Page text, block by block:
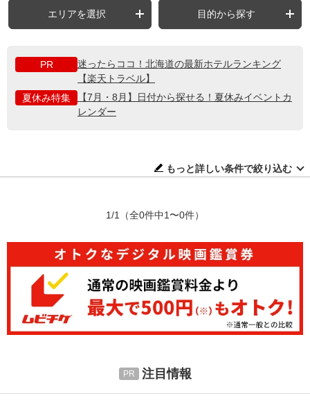
エリアを選択 目的から探す
PR
迷ったらココ！北海道の最新ホテルランキング
【楽天トラベル】
夏休み特集
【7月・8月】日付から探せる！夏休みイベントカ
レンダー
もっと詳しい条件で絞り込む
1/1 （全0件中1〜0件）
注目情報